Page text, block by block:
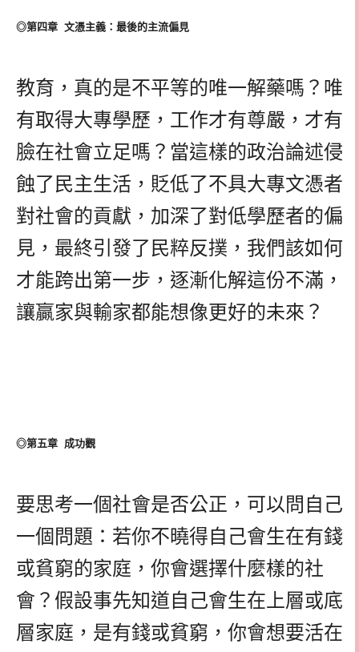
◎第四章 文憑主義：最後的主流偏見
教育，真的是不平等的唯一解藥嗎？唯
有取得大專學歷，工作才有尊嚴，才有
臉在社會立足嗎？當這樣的政治論述侵
蝕了民主生活，貶低了不具大專文憑者
對社會的貢獻，加深了對低學歷者的偏
見，最終引發了民粹反撲，我們該如何
才能跨出第一步，逐漸化解這份不滿，
讓贏家與輸家都能想像更好的未來？
◎第五章 成功觀
要思考一個社會是否公正，可以問自己
一個問題：若你不曉得自己會生在有錢
或貧窮的家庭，你會選擇什麼樣的社
會？假設事先知道自己會生在上層或底
層家庭，是有錢或貧窮，你會想要活在